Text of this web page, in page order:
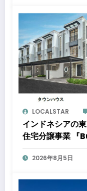
LOCALSTAR
インドネシアの
住宅分譲事業
ト ポドモロ）』
ショップハウス
2026年8月5日